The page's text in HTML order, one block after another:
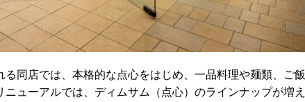
同店では、本格的な点心をはじめ、一品料理や麺類、ご飯
ューアルでは、ディムサム（点心）のラインナップが増え